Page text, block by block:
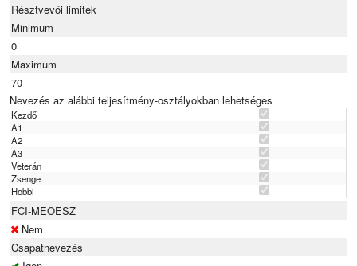
Csapat(váltó) verseny infók: 2 pályarész lesz, 8-10 akadállyal külön
külön. Az utolsó akadály után kezdhet a másik páros. Csak ugró és
kúszó lesz a pályában. Viszont méretben azonos kutyák lehetnek
csapatban. Nevezni a helyszínen is tudtok majd. (Váltáskor lehet kérni
Nevezhető méretek: XS, S, M, I, L
Nevezési díj: 5000 Ft
Fizetési mód: utalással vagy készpénzben személyesen versenyeken.
Utalásnál a megjegyzés rovatban számlázási címet kérjük feltüntetni.
Utalási adatok: Szederkényi Viktória: K&H bank 10402991-86767056-
76701000
Résztvevői limitek
Minimum
0
Maximum
70
Nevezés az alábbi teljesítmény-osztályokban lehetséges
Kezdő
A1
A2
A3
Veterán
Zsenge
Hobbi
FCI-MEOESZ
Nem
Csapatnevezés